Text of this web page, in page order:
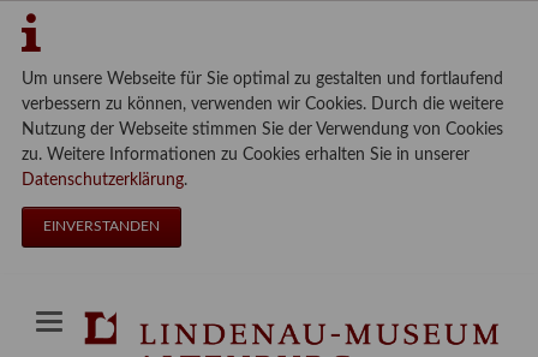
Um unsere Webseite für Sie optimal zu gestalten und fortlaufend
verbessern zu können, verwenden wir Cookies. Durch die weitere
Nutzung der Webseite stimmen Sie der Verwendung von Cookies
zu. Weitere Informationen zu Cookies erhalten Sie in unserer
Datenschutzerklärung.
EINVERSTANDEN